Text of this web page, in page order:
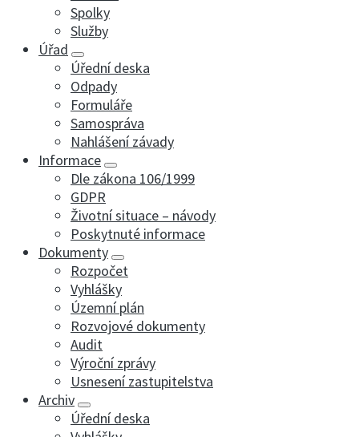
Spolky
Služby
Úřad
Úřední deska
Odpady
Formuláře
Samospráva
Nahlášení závady
Informace
Dle zákona 106/1999
GDPR
Životní situace – návody
Poskytnuté informace
Dokumenty
Rozpočet
Vyhlášky
Územní plán
Rozvojové dokumenty
Audit
Výroční zprávy
Usnesení zastupitelstva
Archiv
Úřední deska